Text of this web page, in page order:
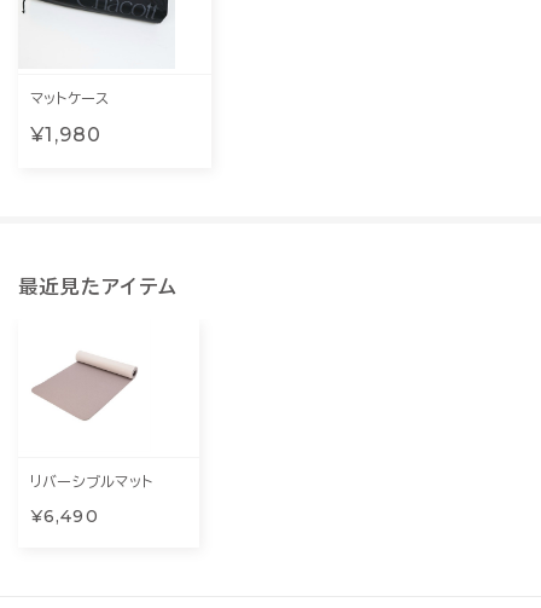
マットケース
¥1,980
最近見たアイテム
リバーシブルマット
¥6,490